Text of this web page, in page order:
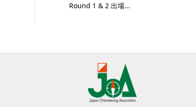
Round 1 & 2 出場...